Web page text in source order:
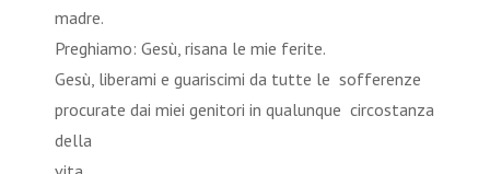
Preghiamo: Gesù, risana le mie ferite.
Gesù, liberami e guariscimi da tutte le sofferenze
procurate dai miei genitori in qualunque circostanza
della